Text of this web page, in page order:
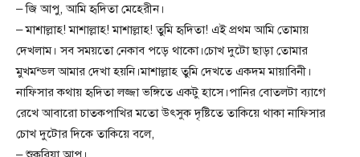
– জি আপু, আমি হৃদিতা মেহেরীন।
– মাশাল্লাহ! মাশাল্লাহ! মাশাল্লাহ! তুমি হৃদিতা! এই প্রথম আমি তোমায়
দেখলাম। সব সময়তো নেকাব পড়ে থাকো।চোখ দুটো ছাড়া তোমার
মুখমন্ডল আমার দেখা হয়নি।মাশাল্লাহ তুমি দেখতে একদম মায়াবিনী।
নাফিসার কথায় হৃদিতা লজ্জা ভঙ্গিতে একটু হাসে।পানির বোতলটা ব্যাগে
রেখে আবারো চাতকপাখির মতো উৎসুক দৃষ্টিতে তাকিয়ে থাকা নাফিসার
চোখ দুটোর দিকে তাকিয়ে বলে,